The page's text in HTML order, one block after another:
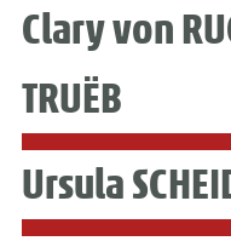
Clary von
TRUËB
Ursula